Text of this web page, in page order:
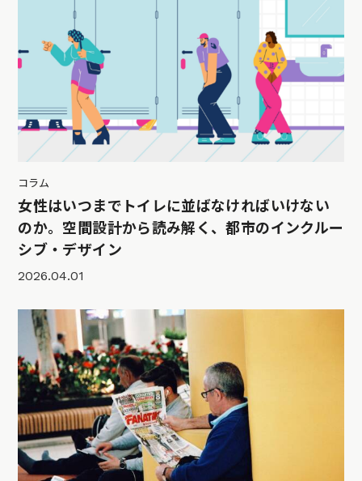
コラム
女性はいつまでトイレに並ばなければいけない
のか。空間設計から読み解く、都市のインクルー
シブ・デザイン
2026.04.01